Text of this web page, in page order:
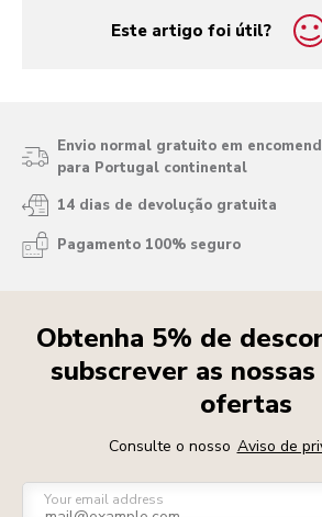
Este artigo foi útil?
yes
no
Envio normal gratuito em
para Portugal continental
14 dias de devolução gratuita
Pagamento 100% seguro
Obtenha 5% de
subscrever as
ofertas
Consulte o nosso Aviso de
Your email address